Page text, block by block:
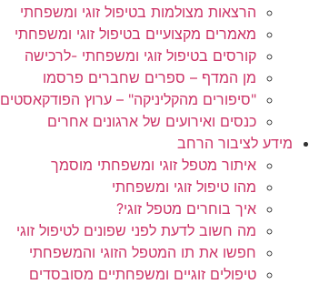
הרצאות מצולמות בטיפול זוגי ומשפחתי
מאמרים מקצועיים בטיפול זוגי ומשפחתי
קורסים בטיפול זוגי ומשפחתי -לרכישה
מן המדף – ספרים שחברים פרסמו
"סיפורים מהקליניקה" – ערוץ הפודקאסטים
כנסים ואירועים של ארגונים אחרים
מידע לציבור הרחב
איתור מטפל זוגי ומשפחתי מוסמך
מהו טיפול זוגי ומשפחתי
איך בוחרים מטפל זוגי?
מה חשוב לדעת לפני שפונים לטיפול זוגי
חפשו את תו המטפל הזוגי והמשפחתי
טיפולים זוגיים ומשפחתיים מסובסדים